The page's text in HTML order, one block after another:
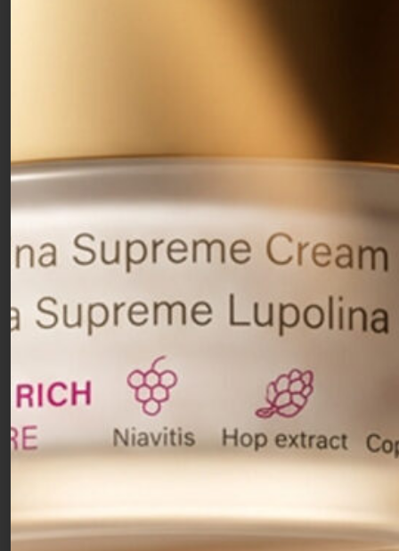
Crema viso ad assorbimento rapido con
acido ialuronicoa diversi pesi molecolari per
un’idratazione multilivello e uno speciale peptide
biomimetico che rigenera e ridensifica la pelle. Le
sinergicamente peridratare su diversi livelli,
mentre iltetrapeptide-9 stimola la sintesi del
collagene
per una maggiore compattezza. Ideale
per pelli normali e miste, la Crema 24H Idratante
Leggera ridefinisce i contorni del viso, rendendo
l’incarnato idratato, tonico e visibilmente più
contrasta le principali cause dell’invecchiamento
cutaneo, dona una bellezza naturale e fresca e
garantisce una carnagione uniforme anche sotto il